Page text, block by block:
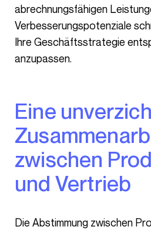
abrechnungsfähigen
Verbesserungspotenziale
Ihre Geschäftsstrategie
anzupassen.
Eine unverzichtbare
zwischen
und Vertrieb
Die Abstimmung zwischen Produktion und